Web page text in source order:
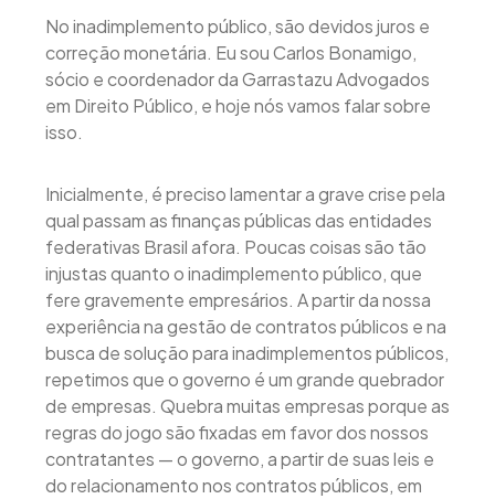
No inadimplemento público, são devidos juros e
correção monetária. Eu sou Carlos Bonamigo,
sócio e coordenador da Garrastazu Advogados
em Direito Público, e hoje nós vamos falar sobre
isso.
Inicialmente, é preciso lamentar a grave crise pela
qual passam as finanças públicas das entidades
federativas Brasil afora. Poucas coisas são tão
injustas quanto o inadimplemento público, que
fere gravemente empresários. A partir da nossa
experiência na gestão de contratos públicos e na
busca de solução para inadimplementos públicos,
repetimos que o governo é um grande quebrador
de empresas. Quebra muitas empresas porque as
regras do jogo são fixadas em favor dos nossos
contratantes — o governo, a partir de suas leis e
do relacionamento nos contratos públicos, em